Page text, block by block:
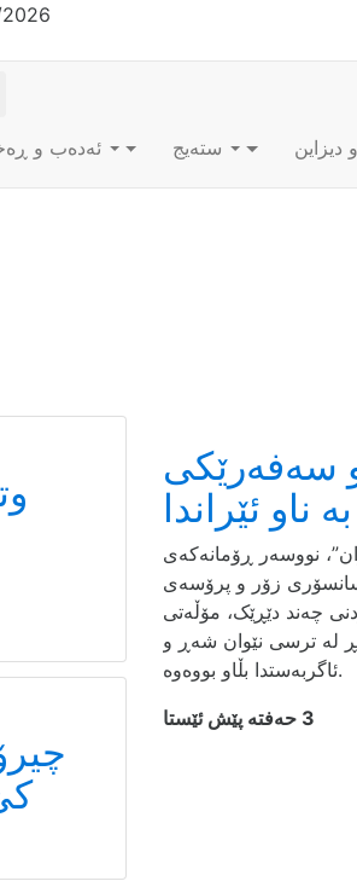
سەفەرێکی
ئێراندا
نووسەر ڕۆمانەکەی
زۆر و پرۆسەی
چەند دێڕێک، مۆڵەتی
لە ترسی نێوان شەڕ و
ئاگربەستدا بڵاو بووەوە.
3 حەفتە پێش ئێستا